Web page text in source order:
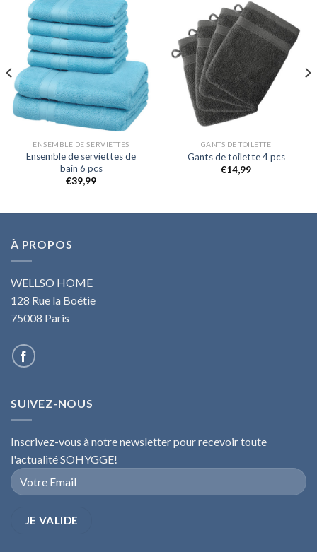
ENSEMBLE DE SERVIETTES
Ensemble de serviettes de
bain 6 pcs
€39,99
GANTS DE TOILETTE
Gants de toilette 4 pcs
€14,99
À PROPOS
WELLSO HOME
128 Rue la Boétie
75008 Paris
SUIVEZ-NOUS
Inscrivez-vous à notre newsletter pour recevoir toute
l'actualité SOHYGGE!